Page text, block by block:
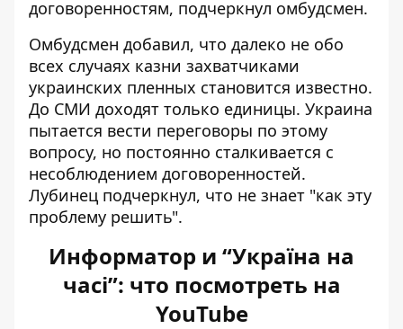
договоренностям, подчеркнул омбудсмен.
Омбудсмен добавил, что далеко не обо
всех случаях казни захватчиками
украинских пленных становится известно.
До СМИ доходят только единицы. Украина
пытается вести переговоры по этому
вопросу, но постоянно сталкивается с
несоблюдением договоренностей.
Лубинец подчеркнул, что не знает "как эту
проблему решить".
Информатор и “Україна на
часі”: что посмотреть на
YouTube